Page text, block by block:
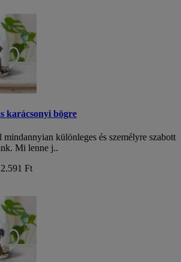
karácsonyi bögre
különleges és személyre szabott
Mi lenne j..
Ft